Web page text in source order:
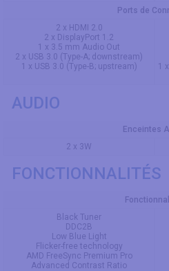
Ports de
2 x HDMI 2.0
2 x DisplayPort 1.2
1 x 3.5 mm Audio Out
2 x USB 3.0 (Type-A; downstream)
1 x USB 3.0 (Type-B; upstream)
1
AUDIO
Enceintes
2 x 3W
FONCTIONNALITÉS
Black Tuner
DDC2B
Low Blue Light
Flicker-free technology
AMD FreeSync Premium Pro
Advanced Contrast Ratio